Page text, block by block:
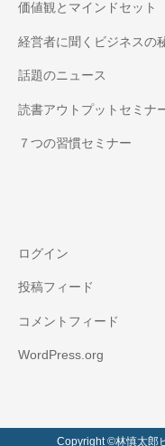
価値観とマインドセット
経営者に聞くビジネスの
話題のニュース
読書アウトプットセミナ
７つの習慣セミナー
ログイン
投稿フィード
コメントフィード
WordPress.org
Copyright ©️林慎太郎